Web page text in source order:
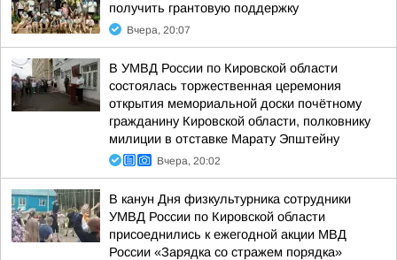
получить грантовую поддержку
Вчера, 20:07
В УМВД России по Кировской области
состоялась торжественная церемония
открытия мемориальной доски почётному
гражданину Кировской области, полковнику
милиции в отставке Марату Эпштейну
Вчера, 20:02
В канун Дня физкультурника сотрудники
УМВД России по Кировской области
присоеднились к ежегодной акции МВД
России «Зарядка со стражем порядка»